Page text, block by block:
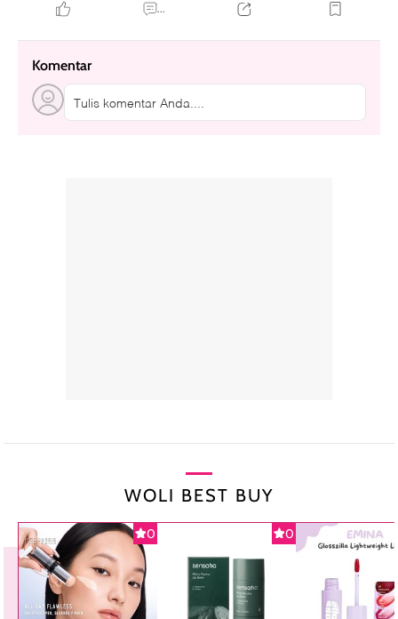
...
Komentar
Tulis komentar Anda....
WOLI BEST BUY
0 0